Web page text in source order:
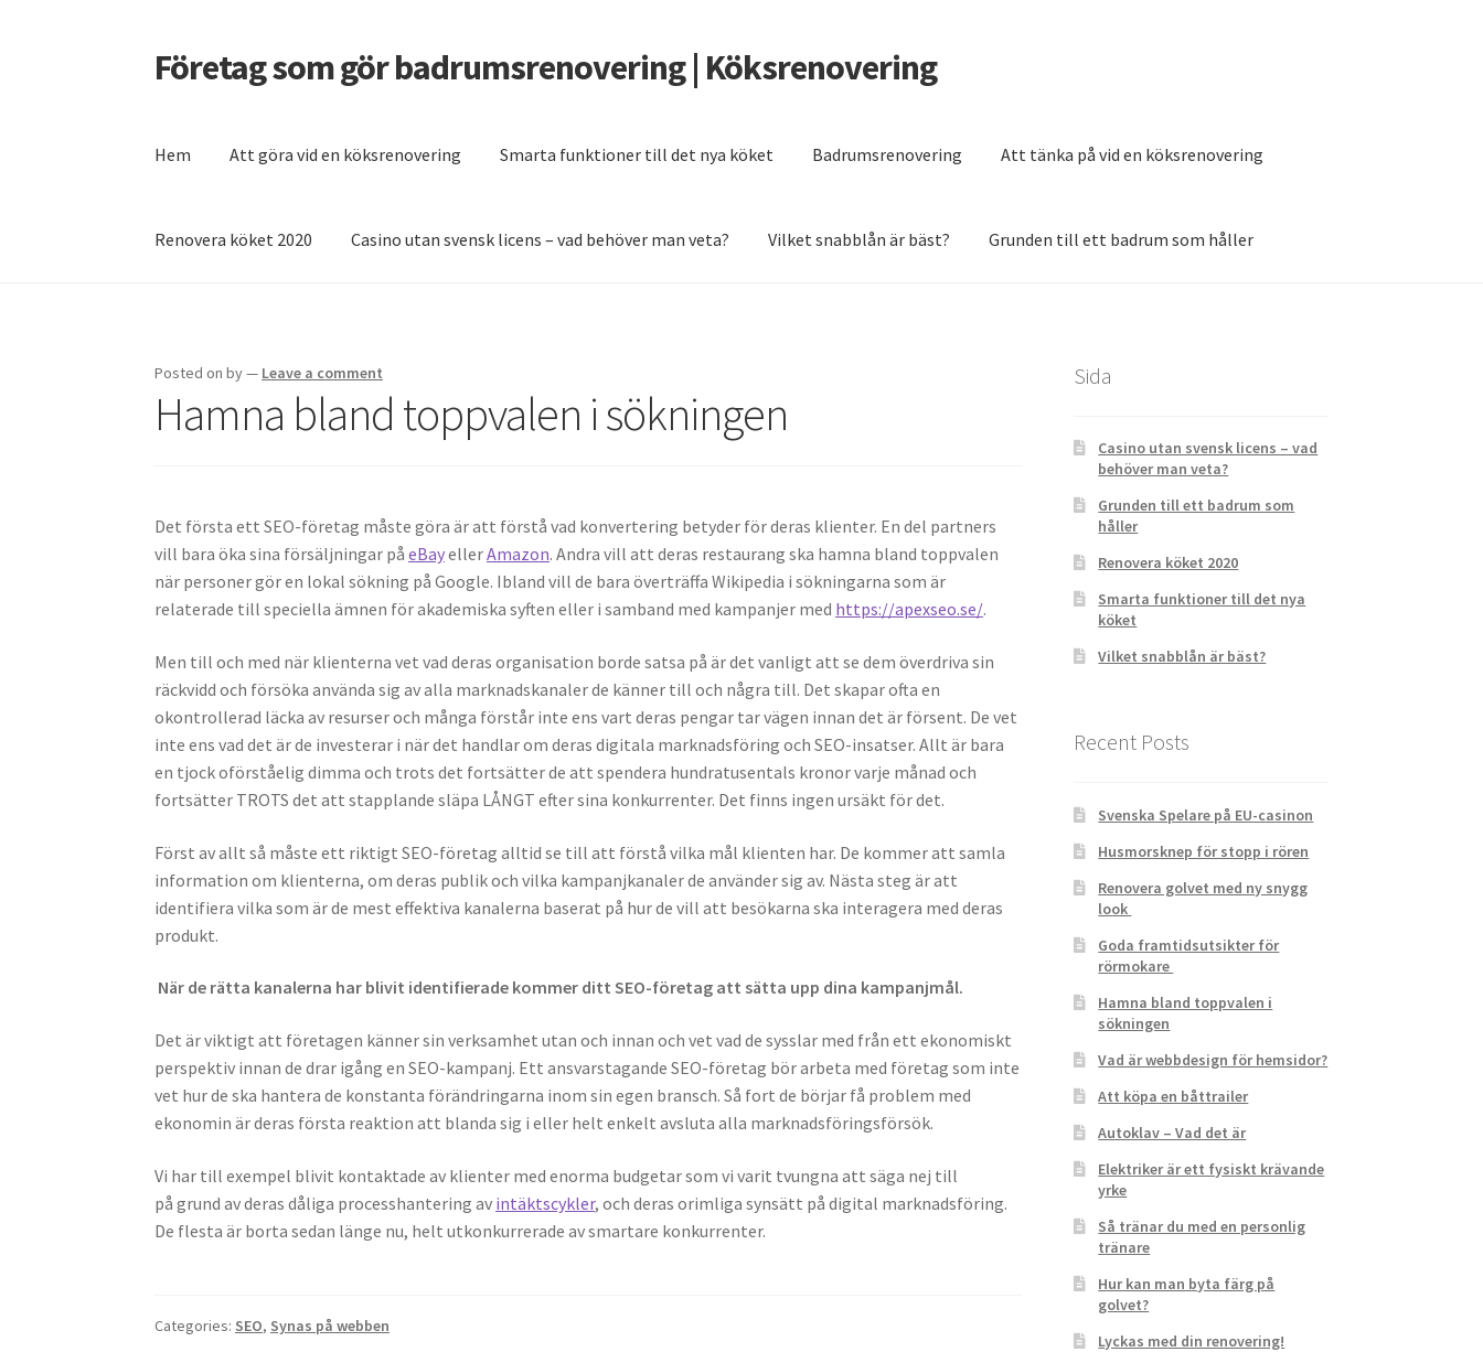
Skip
to
Skip
to
Företag som gör badrumsrenovering | Köksrenovering
Hem Att göra vid en köksrenovering Smarta funktioner till det nya köket Badrumsrenovering Att tänka på vid en köksrenovering
Renovera köket 2020 Casino utan svensk licens – vad behöver man veta? Vilket snabblån är bäst? Grunden till ett badrum som håller
Vilket snabblån är bäst?
Posted onby— Leave a comment
Hamna bland toppvalen i sökningen
Det första ett SEO-företag måste göra är att förstå vad konvertering betyder för deras klienter. En del partners
vill baraöka sina försäljningar påeBayellerAmazon. Andra vill att deras restaurang ska hamna bland toppvalen
när personer gör en lokal sökning påGoogle. Ibland vill de bara överträffa Wikipedia i sökningarna somär
relaterade till speciellaämnen för akademiska syften eller i samband med kampanjer med https://apexseo.se/.
Men till och med när klienterna vet vad deras organisation borde satsa på är det vanligt att se dem överdriva sin
räckvidd och försöka använda sig av alla marknadskanaler de känner till och några till. Det skapar ofta en
okontrollerad läcka av resurser och många förstår inte ens vart deras pengar tar vägen innan detär försent. De vet
inte ens vad detär de investerar i när det handlar om deras digitala marknadsföring och SEO-insatser. Alltär bara
en tjock oförståelig dimma och trots det fortsätter de att spendera hundratusentals kronor varje månad och
fortsätter TROTS det att stapplande släpa LÅNGT efter sina konkurrenter. Det finns ingen ursäkt för det.
Först av allt så måste ett riktigt SEO-företag alltid se till att förståvilka mål klienten har. De kommer att samla
information om klienterna, om deras publik och vilka kampanjkanaler de använder sig av. Nästa steg är att
identifiera vilka somär de mest effektiva kanalerna baserat på hur de vill att besökarna ska interagera med deras
produkt.
När de rätta kanalerna har blivit identifierade kommer ditt SEO-företag att sätta upp dina kampanjmål.
Detär viktigt att företagen känner sin verksamhet utan och innan och vet vad de sysslar med från ett ekonomiskt
perspektiv innan de drar igång en SEO-kampanj. Ett ansvarstagande SEO-företag bör arbeta med företag som inte
vet hur de ska hantera de konstanta förändringarna inom sin egen bransch. Så fort de börjar få problem med
ekonominär deras första reaktion att blanda sig i eller helt enkelt avsluta alla marknadsföringsförsök.
Vi har till exempel blivit kontaktade av klienter med enorma budgetar som vi varit tvungna att säga nej till
pågrund av deras dåliga processhantering av intäktscykler, och deras orimliga synsätt på digital marknadsföring.
De flesta är borta sedan länge nu, helt utkonkurrerade av smartare konkurrenter.
Categories: SEO, Synas på webben
Sida
Casino utan svensk licens – vad
behöver man veta?
Grunden till ett badrum som
håller
Renovera köket 2020
Smarta funktioner till det nya
köket
Vilket snabblån är bäst?
Recent Posts
Svenska Spelare på EU-casinon
Husmorsknep för stopp i rören
Renovera golvet med ny snygg
look
Goda framtidsutsikter för
rörmokare
Hamna bland toppvalen i
sökningen
Vad är webbdesign för hemsidor?
Att köpa en båttrailer
Autoklav – Vad det är
Elektriker är ett fysiskt krävande
yrke
Så tränar du med en personlig
tränare
Hur kan man byta färg på
golvet?
Lyckas med din renovering!